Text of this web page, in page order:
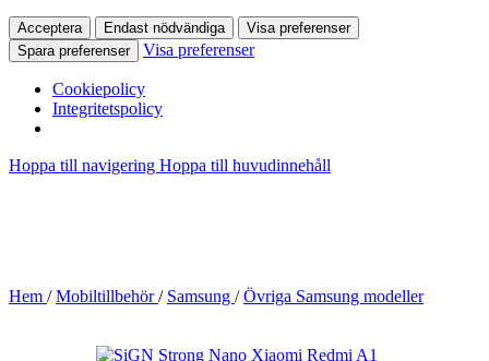
Acceptera Endast nödvändiga
Visa preferenser
Spara preferenser
Visa preferenser
Cookiepolicy
Integritetspolicy
Hoppa till navigering Hoppa till huvudinnehåll
Hem / Mobiltillbehör/ Samsung / Övriga Samsung modeller